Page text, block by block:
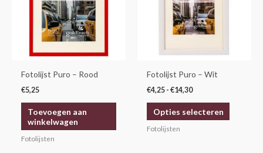
Fotolijst Puro – Rood
€5,25
Toevoegen aan
winkelwagen
Fotolijsten
Fotolijst Puro – Wit
€4,25 - €14,30
Opties selecteren
kan
Fotolijsten